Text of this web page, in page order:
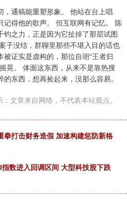
，通稿能重塑形象。 他站在台上唱
记得他的歌声。 但互联网有记忆。 陈
钧之力，正是因为它扯掉了那层试图
子没结，群聊里那些不堪入目的话也
被证实是虚构的，那位自诩“王者归
晃。 体面这东西，从来不是靠热搜
东西，想再捡起来，没那么容易。
文章来自网络，不代表本站观点。
拳打击财务造假 加速构建惩防新格
数进入回调区间 大型科技股下跌